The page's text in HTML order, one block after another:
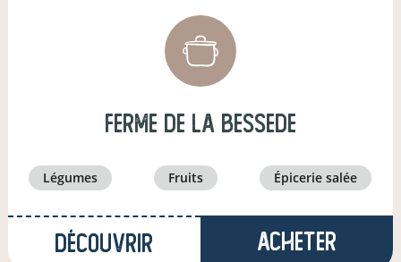
Ferme de la bessede
légumes fruits épicerie salée
Découvrir Acheter